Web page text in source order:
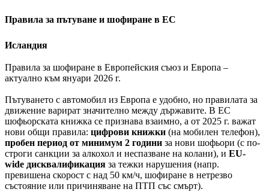
Правила за пътуване и шофиране в ЕС
Исландия
Правила за шофиране в Европейския съюз и Европа –
актуално към януари 2026 г.
Пътуването с автомобил из Европа е удобно, но правилата за
движение варират значително между държавите. В ЕС
шофьорската книжка се признава взаимно, а от 2025 г. важат
нови общи правила: цифрови книжки (на мобилен телефон),
пробен период от минимум 2 години за нови шофьори (с по-
строги санкции за алкохол и неспазване на колани), и EU-
wide дисквалификация за тежки нарушения (напр.
превишена скорост с над 50 км/ч, шофиране в нетрезво
състояние или причиняване на ПТП със смърт).